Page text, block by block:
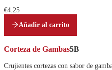
€4.25
Añadir al carrito
Corteza de Gambas5B
Crujientes cortezas con sabor de